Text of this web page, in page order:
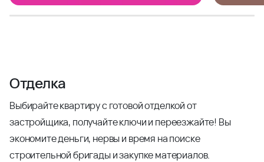
Отделка
Выбирайте квартиру с готовой отделкой от
застройщика, получайте ключи и переезжайте! Вы
экономите деньги, нервы и время на поиске
строительной бригады и закупке материалов.